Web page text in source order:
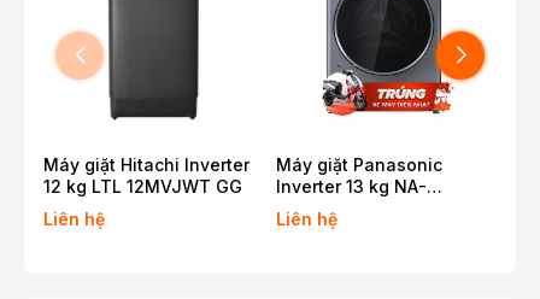
Máy giặt Hitachi Inverter
12 kg LTL 12MVJWT GG
Liên hệ
Máy giặt Panasonic
Inverter 13 kg NA-
26CVX1AVT
Liên hệ